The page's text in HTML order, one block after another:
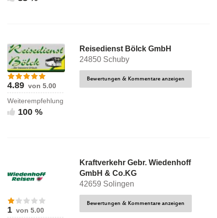
Reisedienst Bölck GmbH
24850 Schuby
4.89 von 5.00
Weiterempfehlung
100 %
Bewertungen & Kommentare anzeigen
Kraftverkehr Gebr. Wiedenhoff
GmbH & Co.KG
42659 Solingen
1 von 5.00
Bewertungen & Kommentare anzeigen